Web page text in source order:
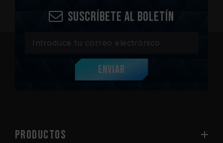
Suscríbete al boletín
Enviar
PRODUCTOS